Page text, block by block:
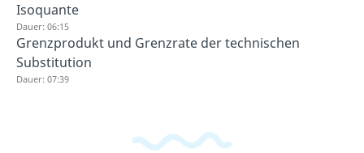
Isoquante
Dauer: 06:15
Grenzprodukt und Grenzrate der technischen
Substitution
Dauer: 07:39